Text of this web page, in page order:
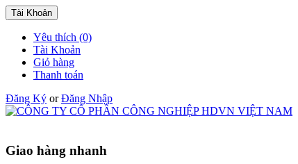
Tài Khoản
Yêu thích (0)
Tài Khoản
Giỏ hàng
Thanh toán
Đăng Ký orĐăng Nhập
Giao hàng nhanh